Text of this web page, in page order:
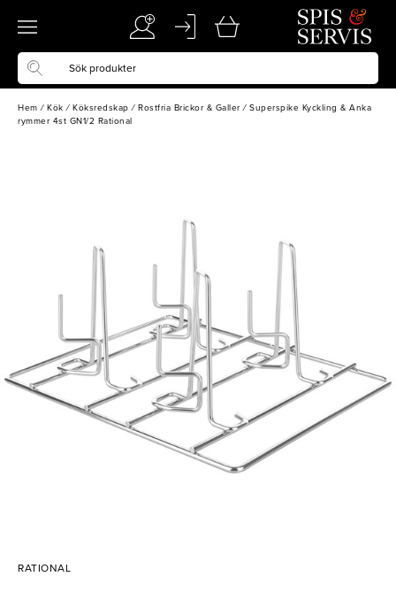
Hem / Kök / Köksredskap / Rostfria Brickor & Galler / Superspike Kyckling & Anka
rymmer 4st GN1/2 Rational
RATIONAL